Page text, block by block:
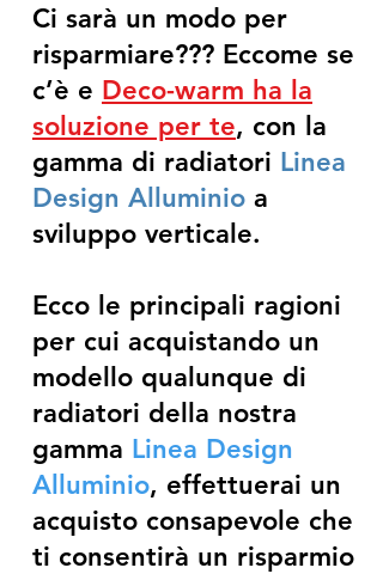
Ci sarà un modo per
risparmiare??? Eccome se
c’è e Deco-warm ha la
soluzione per te, con la
gamma di radiatori Linea
Design Alluminio a
sviluppo verticale.
Ecco le principali ragioni
per cui acquistando un
modello qualunque di
radiatori della nostra
gamma Linea Design
Alluminio, effettuerai un
acquisto consapevole che
ti consentirà un risparmio